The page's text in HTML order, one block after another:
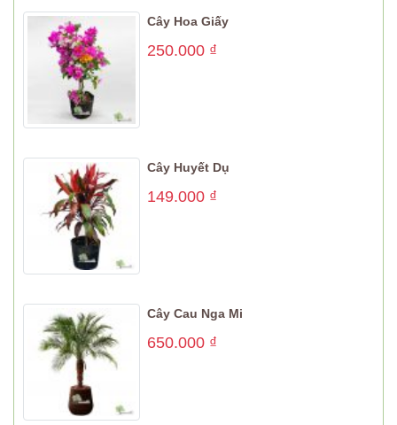
Cây Hoa Giấy
250.000 ₫
Cây Huyết Dụ
149.000 ₫
Cây Cau Nga Mi
650.000 ₫